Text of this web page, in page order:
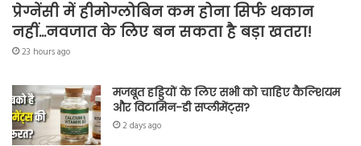
प्रेग्नेंसी में हीमोग्लोबिन कम होना सिर्फ थकान
नहीं…नवजात के लिए बन सकता है बड़ा खतरा!
23 hours ago
मजबूत हड्डियों के लिए सभी को चाहिए कैल्शियम
और विटामिन-डी सप्लीमेंट्स?
2 days ago